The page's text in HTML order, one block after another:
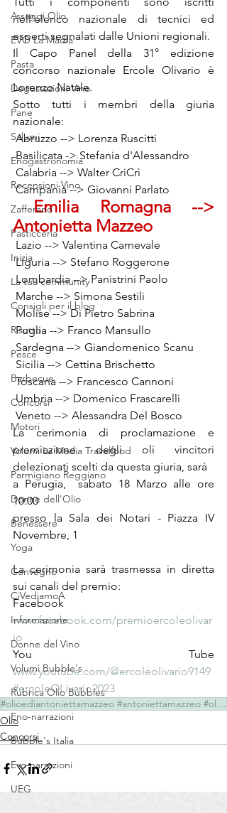
Assaggi Olio
EVO La Madia
Pasta
Degustazioni Vino
Pane
Salumi
Enogastronomia
Recensioni Vino
Zafferano
Pasticceria
Inizia
La tua community
Consigli per il blog
Risotto
Pesce
Barbecue
Concorsi
Motori
Volumi La Madia Travelfood
Parmigiano Reggiano
Donne dell'Olio
Benessere
Yoga
Convegno
CiVediamoA
Informazione
Donne del Vino
Volumi Bubble's
Rubrica Olio Bubbles
Eno-narrazioni
Bubble's Italia
Evo-narrazioni
UEG
nell’elenco nazionale di tecnici ed
esperti segnalati dalle Unioni regionali.
Il Capo Panel della 31° edizione
concorso nazionale Ercole Olivario è
Lorenzo Natale.
Sotto tutti i membri della giuria
nazionale:
Abruzzo --> Lorenza Ruscitti
Basilicata -> Stefania d'Alessandro
Calabria --> Walter CriCrì
Campania --> Giovanni Parlato
Emilia Romagna -->
Antonietta Mazzeo
Lazio --> Valentina Carnevale
Liguria --> Stefano Roggerone
Lombardia --> Panistrini Paolo
Marche --> Simona Sestili
Molise --> Di Pietro Sabrina
Puglia --> Franco Mansullo
Sardegna --> Giandomenico Scanu
Sicilia --> Cettina Brischetto
Toscana --> Francesco Cannoni
Umbria --> Domenico Frascarelli
Veneto --> Alessandra Del Bosco
La cerimonia di proclamazione e
premiazione degli oli vincitori
delezionati scelti da questa giuria, sarà
a Perugia,  sabato 18 Marzo alle ore
10:00
presso la Sala dei Notari - Piazza IV
Novembre, 1
La cerimonia sarà trasmessa in diretta
sui canali del premio:
Facebook
www.facebook.com/premioercoleolivar
io
www.youtube.com/@ercoleolivario9149
#ercoleOLivario2023
#olioediantoniettamazzeo #antoniettamazzeo #olio #ercoleOLivario2023
Olio
Concorsi